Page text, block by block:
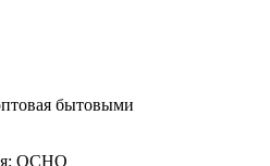
бытовыми
ОСНО